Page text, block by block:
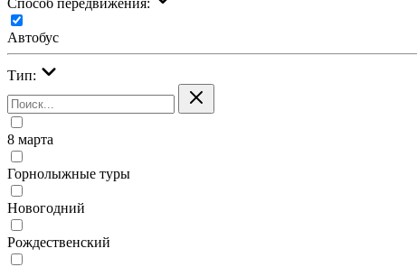
Автобус
Тип:
8 марта
Горнолыжные туры
Новогодний
Рождественский